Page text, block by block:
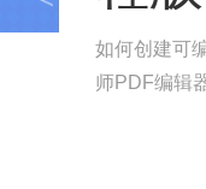
如何创建可
师PDF编辑